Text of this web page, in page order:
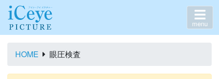
menu
HOME 眼圧検査